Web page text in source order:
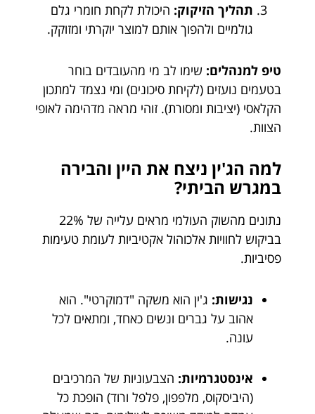
תהליך הזיקוק: היכולת לקחת חומרי גלם
גולמיים ולהפוך אותם למוצר יוקרתי ומזוקק.
טיפ למנהלים: שימו לב מי מהעובדים בוחר
בטעמים נועזים (לקיחת סיכונים) ומי נצמד למתכון
הקלאסי (יציבות ומסורת). זוהי מראה מדהימה לאופי
הצוות.
למה הג'ין ניצח את היין והבירה
במגרש הביתי?
נתונים מהשוק העולמי מראים עלייה של 22%
בביקוש לחוויות אלכוהול אקטיביות לעומת טעימות
פסיביות.
נגישות: ג'ין הוא משקה "דמוקרטי". הוא
אהוב על גברים ונשים כאחד, ומתאים לכל
עונה.
אינסטגרמיות: הצבעוניות של המרכיבים
(היביסקוס, מלפפון, פלפל ורוד) הופכת כל